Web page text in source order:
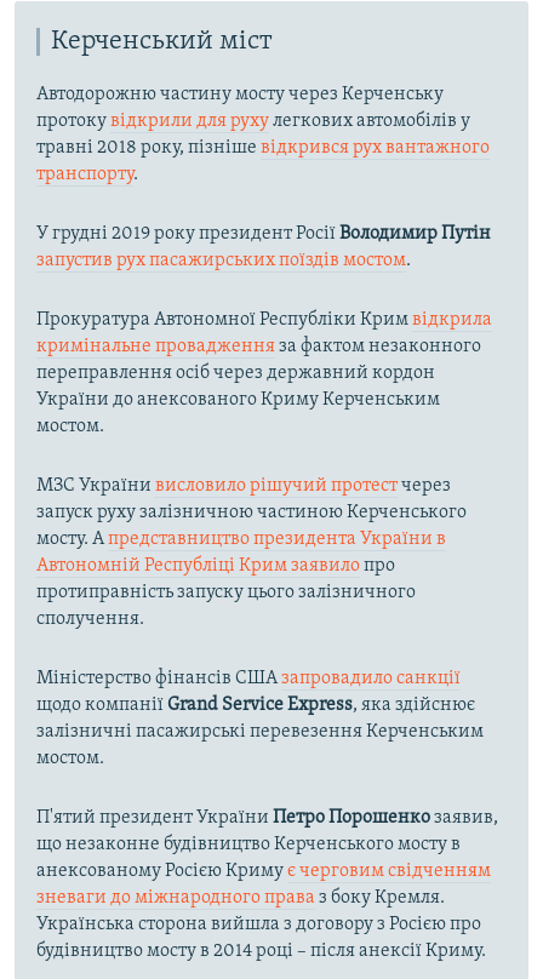
Керченський міст
Автодорожню частину мосту через Керченську
протокувідкрили для рухулегкових автомобілів у
травні 2018 року, пізніше відкрився рух вантажного
транспорту.
У грудні 2019 року президент РосіїВолодимир Путін
запустив рух пасажирських поїздів мостом.
Прокуратура Автономної Республіки Кримвідкрила
кримінальне провадженняза фактом незаконного
переправлення осіб через державний кордон
України до анексованого Криму Керченським
мостом.
МЗС України висловило рішучий протестчерез
запуск руху залізничною частиною Керченського
мосту. Апредставництво президента України в
Автономній Республіці Крим заявилопро
протиправність запуску цього залізничного
сполучення.
Міністерство фінансів СШАзапровадило санкції
щодо компаніїGrand Service Express, яка здійснює
залізничні пасажирські перевезення Керченським
мостом.
П'ятий президент України Петро Порошенкозаявив,
що незаконне будівництво Керченського мосту в
анексованому Росією Кримує черговим свідченням
зневаги до міжнародного права з боку Кремля.
Українська сторона вийшла з договору з Росією про
будівництво мосту в 2014 році – після анексії Криму.